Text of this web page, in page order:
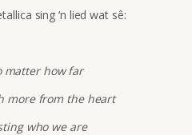
sing ‘n lied wat sê:
matter how far
more from the heart
who we are